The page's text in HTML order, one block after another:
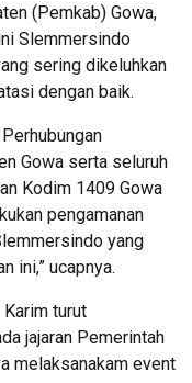
(Pemkab) Gowa,
Slemmersindo
sering dikeluhkan
dengan baik.
Gowa serta seluruh
Kodim 1409 Gowa
pengamanan
yang
ini,” ucapnya.
turut
jajaran Pemerintah
melaksanakam event